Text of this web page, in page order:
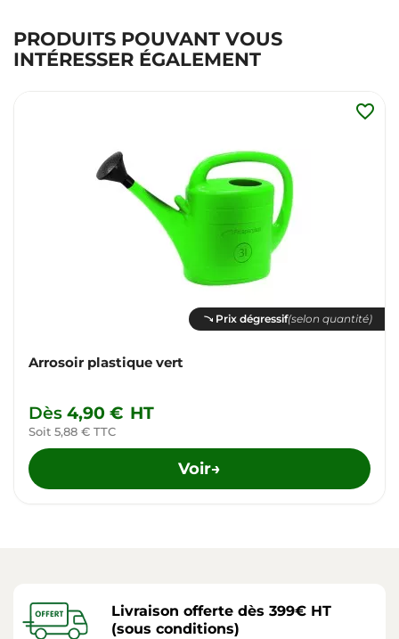
PRODUITS POUVANT VOUS
INTÉRESSER ÉGALEMENT
Prix dégressif(selon quantité)
Arrosoir plastique vert
Dès 4,90 € HT
Soit 5,88 € TTC
Voir→
favorite_border
Livraison offerte dès 399€ HT
(sous conditions)